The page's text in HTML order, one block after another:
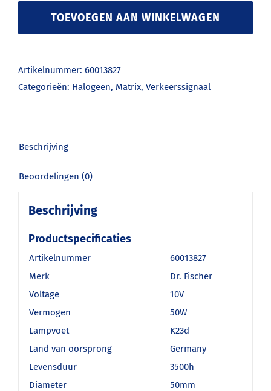
K23d
TOEVOEGEN AAN WINKELWAGEN
Artikelnummer: 60013827
Categorieën: Halogeen, Matrix, Verkeerssignaal
Beschrijving
Beoordelingen (0)
Beschrijving
Productspecificaties
Artikelnummer
60013827
Merk
Dr. Fischer
Voltage
10V
Vermogen
50W
Lampvoet
K23d
Land van oorsprong
Germany
Levensduur
3500h
Diameter
50mm